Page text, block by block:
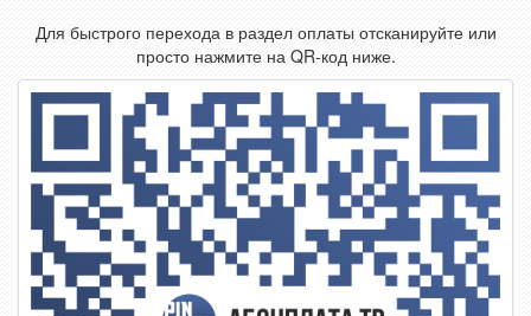
Для быстрого перехода в раздел оплаты отсканируйте или
просто нажмите на QR-код ниже.